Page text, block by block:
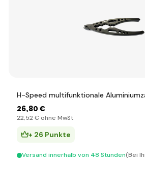
H-Speed multifunktionale
26,80 €
22,52 € ohne MwSt
+ 26 Punkte
Versand innerhalb von 48 Stunden(Bei